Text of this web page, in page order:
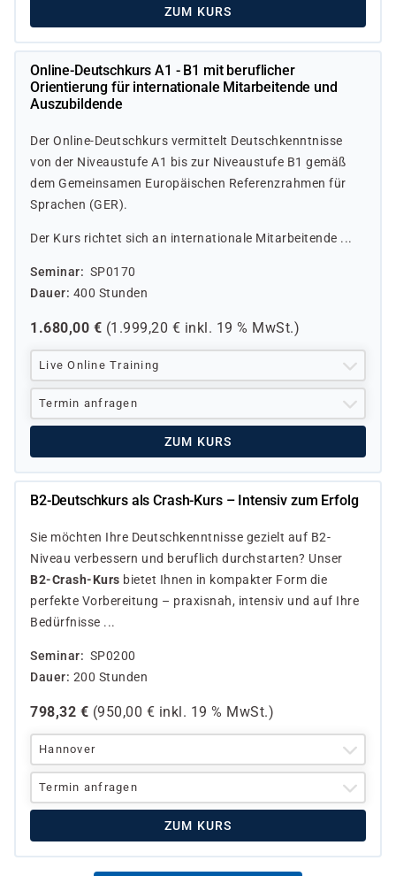
ZUM KURS
Online-Deutschkurs A1 - B1 mit beruflicher
Orientierung für internationale Mitarbeitende und
Auszubildende
Der Online-Deutschkurs vermittelt Deutschkenntnisse
von der Niveaustufe A1 bis zur Niveaustufe B1 gemäß
dem Gemeinsamen Europäischen Referenzrahmen für
Sprachen (GER).
Der Kurs richtet sich an internationale Mitarbeitende ...
Seminar
SP0170
Dauer 400 Stunden
1.680,00 € (1.999,20 € inkl. 19 % MwSt.)
Live Online Training
Termin anfragen
ZUM KURS
B2-Deutschkurs als Crash-Kurs – Intensiv zum Erfolg
Sie möchten Ihre Deutschkenntnisse gezielt auf B2-
Niveau verbessern und beruflich durchstarten? Unser
B2-Crash-Kurs bietet Ihnen in kompakter Form die
perfekte Vorbereitung – praxisnah, intensiv und auf Ihre
Bedürfnisse ...
Seminar
SP0200
Dauer 200 Stunden
798,32 € (950,00 € inkl. 19 % MwSt.)
Hannover
Termin anfragen
ZUM KURS